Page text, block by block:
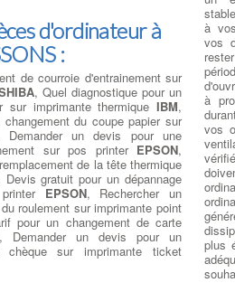
d'ordinateur à
:
de courroie d'entrainement sur
, Quel diagnostique pour un
sur imprimante thermique IBM,
du coupe papier sur
Demander un devis pour une
sur pos printer EPSON,
de la tête thermique
Devis gratuit pour un dépannage
EPSON, Rechercher un
roulement sur imprimante point
pour un changement de carte
, Demander un devis pour un
chèque sur imprimante ticket
à
vos
à
vos
plus